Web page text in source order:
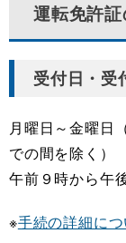
運転免許
受付日・受
月曜日～金曜日
での間を除く）
午前９時から午
※手続の詳細に